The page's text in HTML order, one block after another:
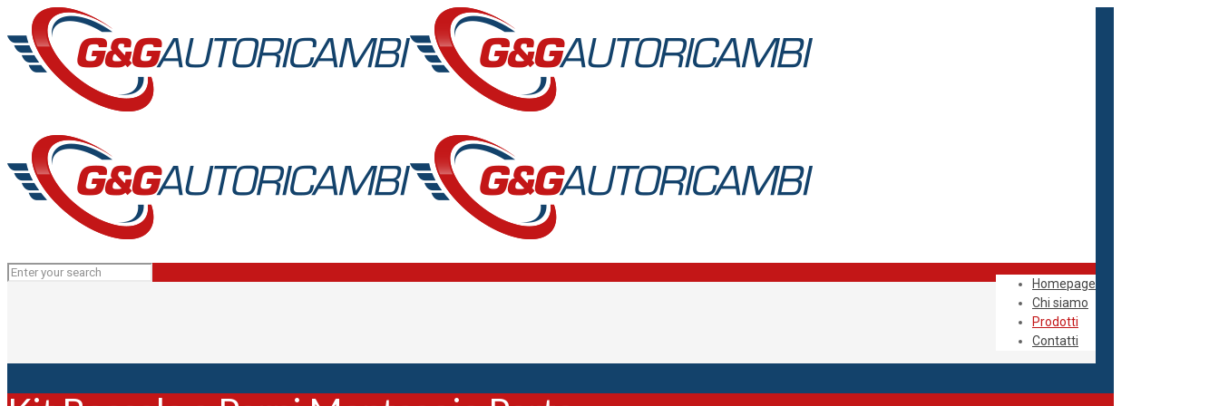
Homepage
Chi siamo
Prodotti
Contatti